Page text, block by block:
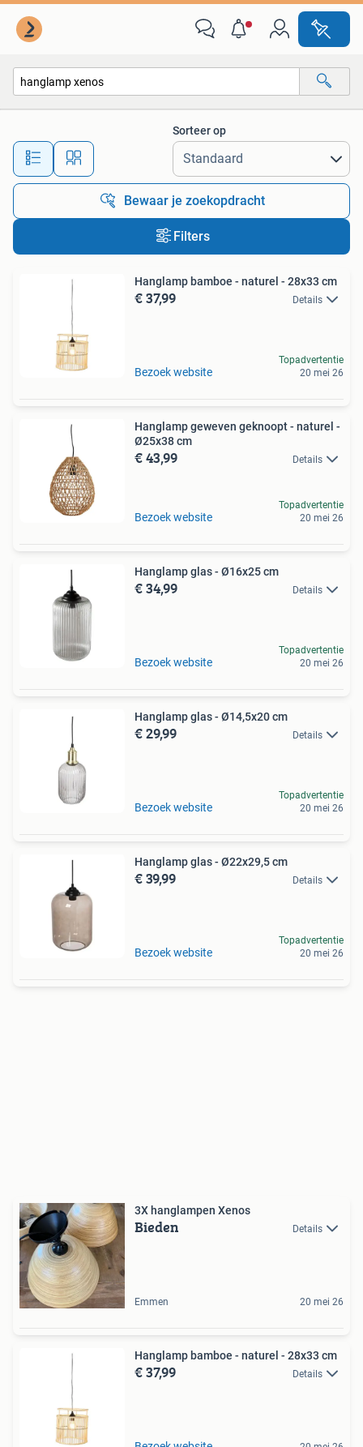
Alle afstanden…
Sorteer op
Bewaar je zoekopdracht
Filters
Hanglamp bamboe - naturel - 28x33 cm
€ 37,99 Details
Bezoek website
Topadvertentie
20 mei 26
Hanglamp geweven geknoopt - naturel -
Ø25x38 cm
€ 43,99 Details
Bezoek website
Topadvertentie
20 mei 26
Hanglamp glas - Ø16x25 cm
€ 34,99 Details
Bezoek website
Topadvertentie
20 mei 26
Hanglamp glas - Ø14,5x20 cm
€ 29,99 Details
Bezoek website
Topadvertentie
20 mei 26
Hanglamp glas - Ø22x29,5 cm
€ 39,99 Details
Bezoek website
Topadvertentie
20 mei 26
3X hanglampen Xenos
Bieden Details
Emmen 20 mei 26
Hanglamp bamboe - naturel - 28x33 cm
€ 37,99 Details